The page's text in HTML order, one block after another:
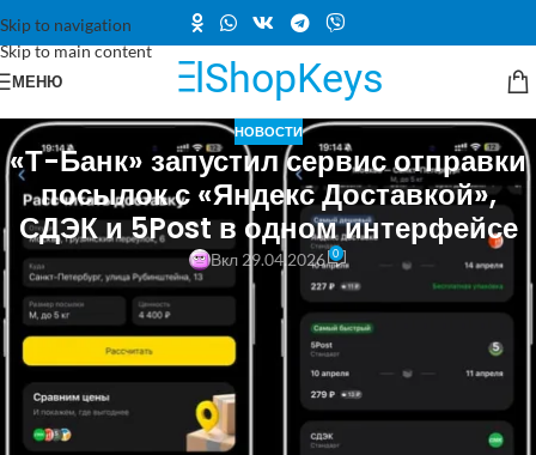
Skip to navigation
Skip to main content
МЕНЮ
НОВОСТИ
«Т-Банк» запустил сервис отправки
посылок с «Яндекс Доставкой»,
СДЭК и 5Post в одном интерфейсе
Вкл 29.04.2026 0
Команда «Т-Банка» запустила новый сервис в своем мобильном
приложении. В разделе «Город», во вкладке «Все сервисы»,
пользователи теперь могут сравнивать тарифы и сроки доставки от
различных курьерских компаний, таких как «Яндекс Доставка», СДЭК,
5Post, «Каргобукинг» и других.
Чтобы воспользоваться этой услугой, необходимо один раз ввести